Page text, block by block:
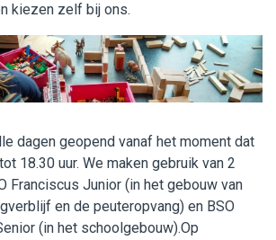
kiezen zelf bij ons.
dagen geopend vanaf het moment dat
18.30 uur. We maken gebruik van 2
Franciscus Junior (in het gebouw van
en de peuteropvang) en BSO
(in het schoolgebouw).Op